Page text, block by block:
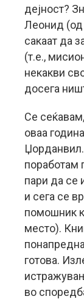
дејност?
Леонид (од
сакаат да
(т.е.,
некакви
досега
Се
оваа
поработам
пари да се
и сега се
помошник
место).
готова.
во